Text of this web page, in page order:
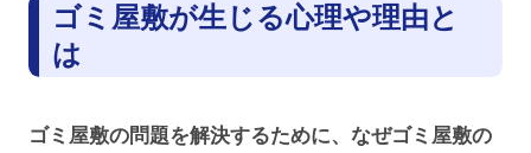
ゴミ屋敷が生じる心理や理由と
は
ゴミ屋敷の問題を解決するために、なぜゴミ屋敷の